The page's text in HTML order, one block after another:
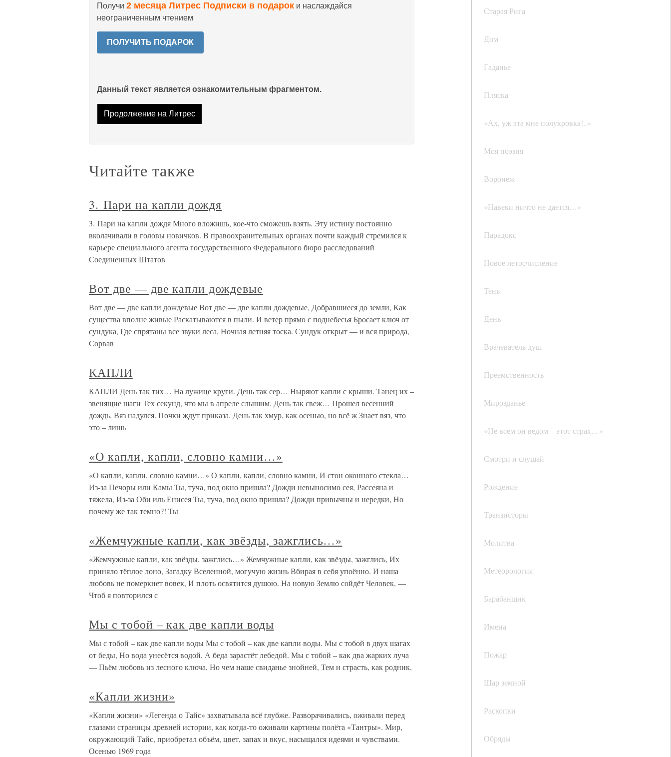
Старая Рига
Дом
Гаданье
Пляска
«Ах, уж эта мне полукровка!..»
Моя поэзия
Воронеж
«Навеки ничто не дается…»
Парадокс
Новое летосчисление
Тень
День
Врачеватель душ
Преемственность
Мирозданье
«Не всем он ведом – этот страх…»
Смотри и слушай
Рождение
Транзисторы
Молитва
Метеорология
Барабанщик
Имена
Пожар
Шар земной
Раскопки
Обряды
Получи 2 месяца Литрес Подписки в подарок и наслаждайся
неограниченным чтением
ПОЛУЧИТЬ ПОДАРОК
Данный текст является ознакомительным фрагментом.
Продолжение на Литрес
Читайте также
3. Пари на капли дождя
3. Пари на капли дождя Много вложишь, кое-что сможешь взять. Эту истину постоянно
вколачивали в головы новичков. В правоохранительных органах почти каждый стремился к
карьере специального агента государственного Федерального бюро расследований
Соединенных Штатов
Вот две — две капли дождевые
Вот две — две капли дождевые Вот две — две капли дождевые, Добравшиеся до земли, Как
существа вполне живые Раскатываются в пыли. И ветер прямо с поднебесья Бросает ключ от
сундука, Где спрятаны все звуки леса, Ночная летняя тоска. Сундук открыт — и вся природа,
Сорвав
КАПЛИ
КАПЛИ День так тих… На лужице круги. День так сер… Ныряют капли с крыши. Танец их –
звенящие шаги Тех секунд, что мы в апреле слышим. День так свеж… Прошел весенний
дождь. Вяз надулся. Почки ждут приказа. День так хмур, как осенью, но всё ж Знает вяз, что
это – лишь
«О капли, капли, словно камни…»
«О капли, капли, словно камни…» О капли, капли, словно камни, И стон оконного стекла…
Из-за Печоры или Камы Ты, туча, под окно пришла? Дожди невыносимо сея, Рассеяна и
тяжела, Из-за Оби иль Енисея Ты, туча, под окно пришла? Дожди привычны и нередки, Но
почему же так темно?! Ты
«Жемчужные капли, как звёзды, зажглись…»
«Жемчужные капли, как звёзды, зажглись…» Жемчужные капли, как звёзды, зажглись, Их
приняло тёплое лоно, Загадку Вселенной, могучую жизнь Вбирая в себя упоённо. И наша
любовь не померкнет вовек, И плоть освятится душою. На новую Землю сойдёт Человек, —
Чтоб я повторился с
Мы с тобой – как две капли воды
Мы с тобой – как две капли воды Мы с тобой – как две капли воды. Мы с тобой в двух шагах
от беды, Но вода унесётся водой, А беда зарастёт лебедой. Мы с тобой – как два жарких луча
— Пьём любовь из лесного ключа, Но чем наше свиданье знойней, Тем и страсть, как родник,
«Капли жизни»
«Капли жизни» «Легенда о Тайс» захватывала всё глубже. Разворачивались, оживали перед
глазами страницы древней истории, как когда-то оживали картины полёта «Тантры». Мир,
окружающий Тайс, приобретал объём, цвет, запах и вкус, насыщался идеями и чувствами.
Осенью 1969 года